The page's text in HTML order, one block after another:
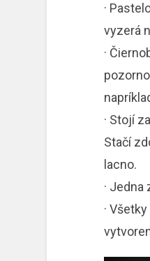
·
vyzerá
·
· Stojí
Stačí
lacno.
·
·